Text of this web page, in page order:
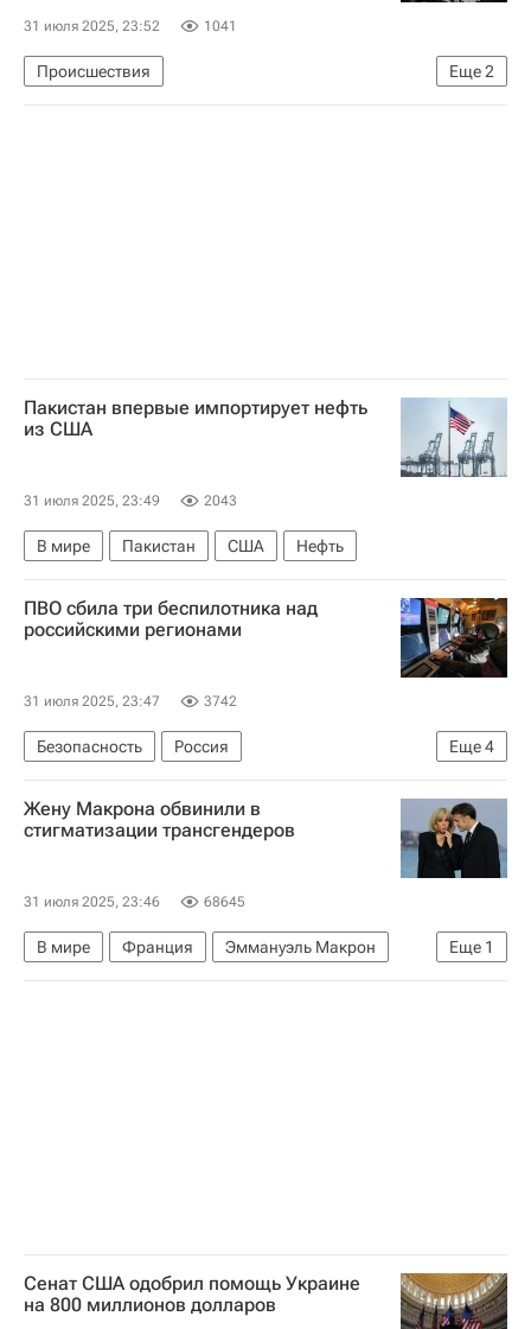
31 июля 2025, 23:52 1041
Еще2
Происшествия
Донецкая Народная Республика
Пакистан впервые импортирует нефть
из США
31 июля 2025, 23:49 2043
В мире Пакистан США Нефть
ПВО сбила три беспилотника над
российскими регионами
31 июля 2025, 23:47 3742
Еще4
Безопасность
Россия
Специальная военная операция на Украине
Черное море
Курская область
Жену Макрона обвинили в
стигматизации трансгендеров
31 июля 2025, 23:46 68645
Еще 1
В мире Франция
Эммануэль Макрон
Бриджит Макрон
Сенат США одобрил помощь Украине
на 800 миллионов долларов